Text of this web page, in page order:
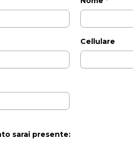
Cellulare
sarai presente: